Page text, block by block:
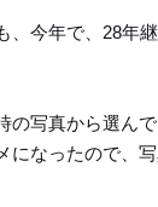
、今年で、28年
の写真から選ん
になったので、